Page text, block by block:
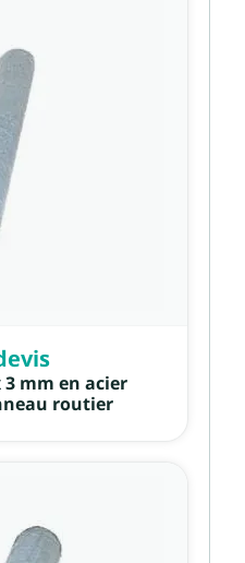
mm en acier
routier